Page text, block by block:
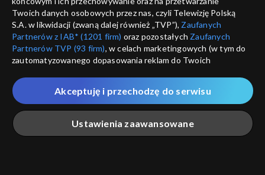
25.04.2019
18.04.2019
Magazyn kryminalny 997
11.04.2019
Magazyn kryminalny 997
04.04.2019
Twoich danych osobowych przez nas, czyli Telewizję Polską
S.A. w likwidacji (zwaną dalej również „TVP”), Zaufanych
Partnerów z IAB* (1201 firm) oraz pozostałych Zaufanych
Partnerów TVP (93 firm), w celach marketingowych (w tym do
zautomatyzowanego dopasowania reklam do Twoich
które wskazujemy poniżej, a także zgody na udostępnianie
przez nas identyfikatora PPID do Google.
Twoje dane osobowe zbierane podczas odwiedzania przez
Ciebie naszych
poszczególnych serwisówzwanych dalej
„Portalem”, w tym informacje zapisywane za pomocą
Ustawienia zaawansowane
Akceptuję i przechodzę do serwisu